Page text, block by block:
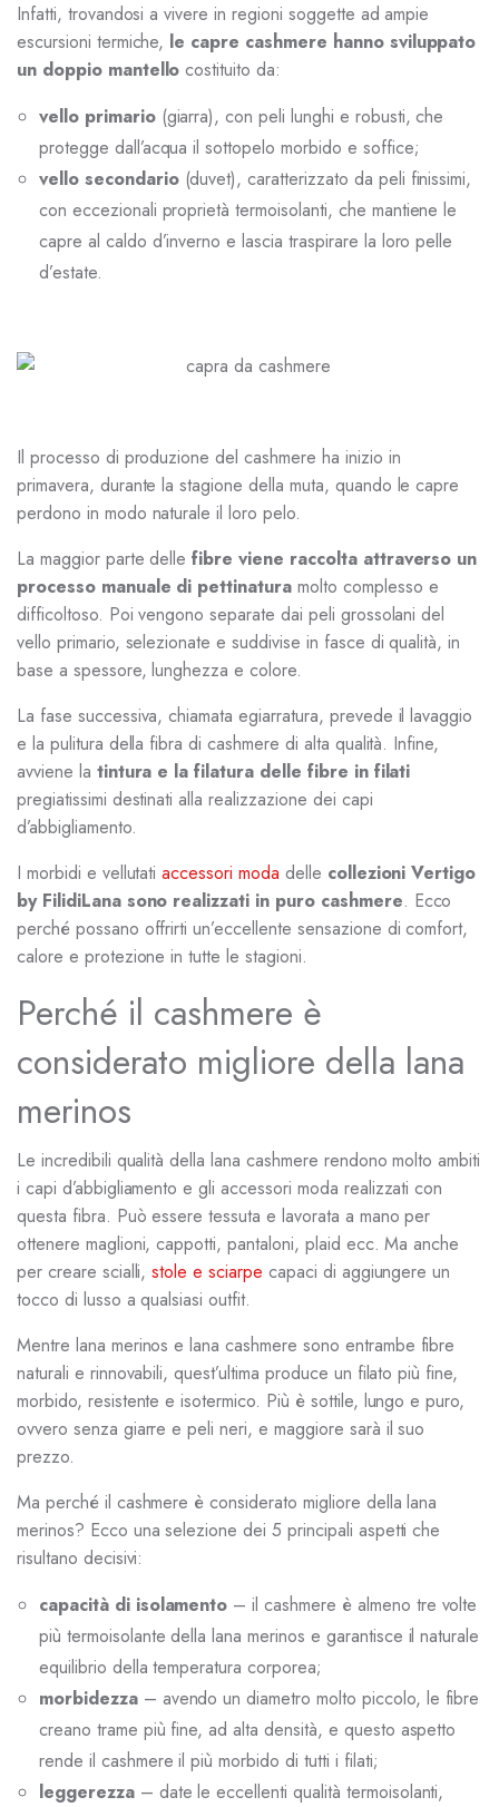
Infatti, trovandosi a vivere in regioni soggette ad ampie
escursioni termiche, le capre cashmere hanno sviluppato
un doppio mantello costituito da:
vello primario(giarra), con peli lunghi e robusti, che
protegge dall’acqua il sottopelo morbido e soffice;
vello secondario(duvet), caratterizzato da peli finissimi,
con eccezionali proprietà termoisolanti, che mantiene le
capre al caldo d’inverno e lascia traspirare la loro pelle
d’estate.
Il processo di produzione del cashmere ha inizio in
primavera, durante la stagione della muta, quando le capre
perdono in modo naturale il loro pelo.
La maggior parte dellefibre viene raccolta attraverso un
processo manuale di pettinatura molto complesso e
difficoltoso. Poi vengono separate dai peli grossolani del
vello primario, selezionate e suddivise in fasce di qualità, in
base a spessore, lunghezza e colore.
La fase successiva, chiamata egiarratura, prevede il lavaggio
e la pulitura della fibra di cashmere di alta qualità. Infine,
avviene la tintura e la filatura delle fibre in filati
pregiatissimi destinati alla realizzazione dei capi
d’abbigliamento.
I morbidi e vellutatiaccessori moda delle collezioni Vertigo
by FilidiLana sono realizzati in puro cashmere. Ecco
perché possano offrirti un’eccellente sensazione di comfort,
calore e protezione in tutte le stagioni.
Perché il cashmere è
considerato migliore della lana
merinos
Le incredibili qualità della lana cashmere rendono molto ambiti
i capi d’abbigliamento e gli accessori moda realizzati con
questa fibra. Può essere tessuta e lavorata a mano per
ottenere maglioni, cappotti, pantaloni, plaid ecc. Ma anche
per creare scialli,stole e sciarpe capaci di aggiungere un
tocco di lusso a qualsiasi outfit.
Mentre lana merinos e lana cashmere sono entrambe fibre
naturali e rinnovabili, quest’ultima produce un filato più fine,
morbido, resistente e isotermico. Più è sottile, lungo e puro,
ovvero senza giarre e peli neri, e maggiore sarà il suo
prezzo.
Ma perché il cashmere è considerato migliore della lana
merinos? Ecco una selezione dei 5 principali aspetti che
risultano decisivi:
capacità di isolamento – il cashmere è almeno tre volte
più termoisolante della lana merinos e garantisce il naturale
equilibrio della temperatura corporea;
morbidezza– avendo un diametro molto piccolo, le fibre
creano trame più fine, ad alta densità, e questo aspetto
rende il cashmere il più morbido di tutti i filati;
leggerezza– date le eccellenti qualità termoisolanti,